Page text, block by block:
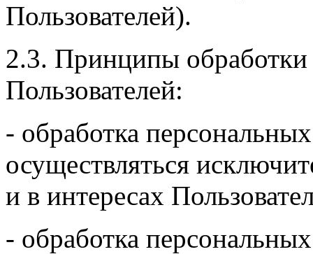
Пользователей).
2.3. Принципы
Пользователей:
- обработка
осуществляться
и в интересах
- обработка